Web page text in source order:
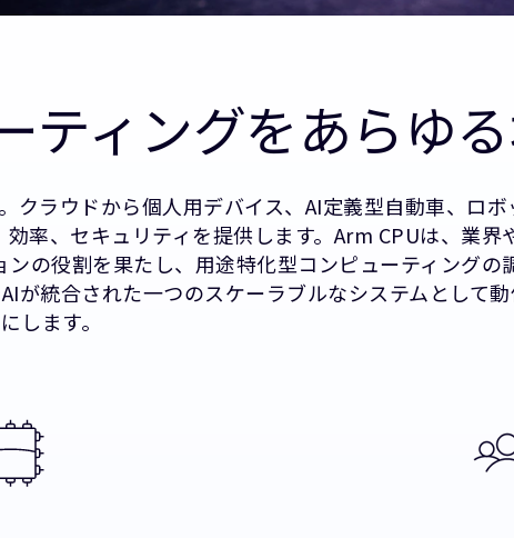
ティングをあらゆ
ラウドから個人用デバイス、AI定義型自動車、ロボ
率、セキュリティを提供します。Arm CPUは、業界
の役割を果たし、用途特化型コンピューティングの
統合された一つのスケーラブルなシステムとして動
します。